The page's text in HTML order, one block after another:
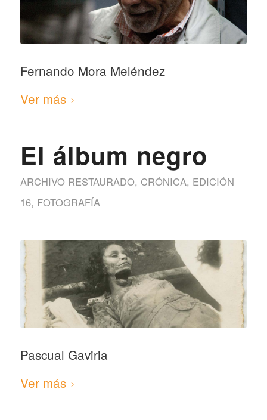
Fernando Mora Meléndez
Ver más
El álbum negro
ARCHIVO RESTAURADO, CRÓNICA, EDICIÓN
16, FOTOGRAFÍA
Pascual Gaviria
Ver más